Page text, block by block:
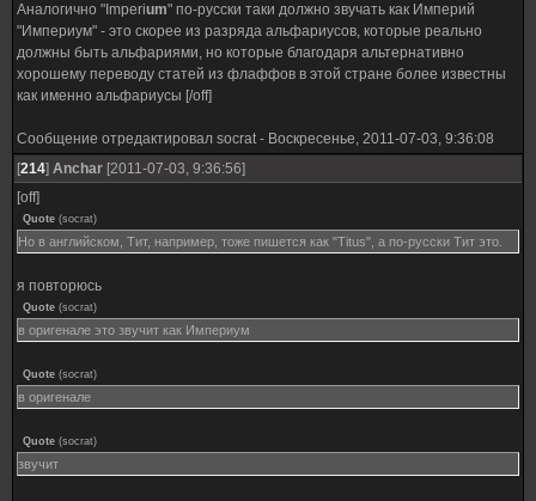
Аналогично "Imperium" по-русски таки должно звучать как Империй
"Империум" - это скорее из разряда альфариусов, которые реально
должны быть альфариями, но которые благодаря альтернативно
хорошему переводу статей из флаффов в этой стране более известны
как именно альфариусы [/off]
Сообщение отредактировал socrat- Воскресенье, 2011-07-03, 9:36:08
[214] Anchar [2011-07-03, 9:36:56]
[off]
Quote (socrat)
Но в английском, Тит, например, тоже пишется как "Titus", а по-русски Тит это.
я повторюсь
Quote (socrat)
в оригенале это звучит как Империум
Quote (socrat)
в оригенале
Quote (socrat)
звучит